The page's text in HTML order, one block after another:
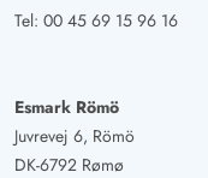
Tel: 00 45 69 15 96 16
Esmark Römö
Juvrevej 6, Römö
DK-6792 Rømø